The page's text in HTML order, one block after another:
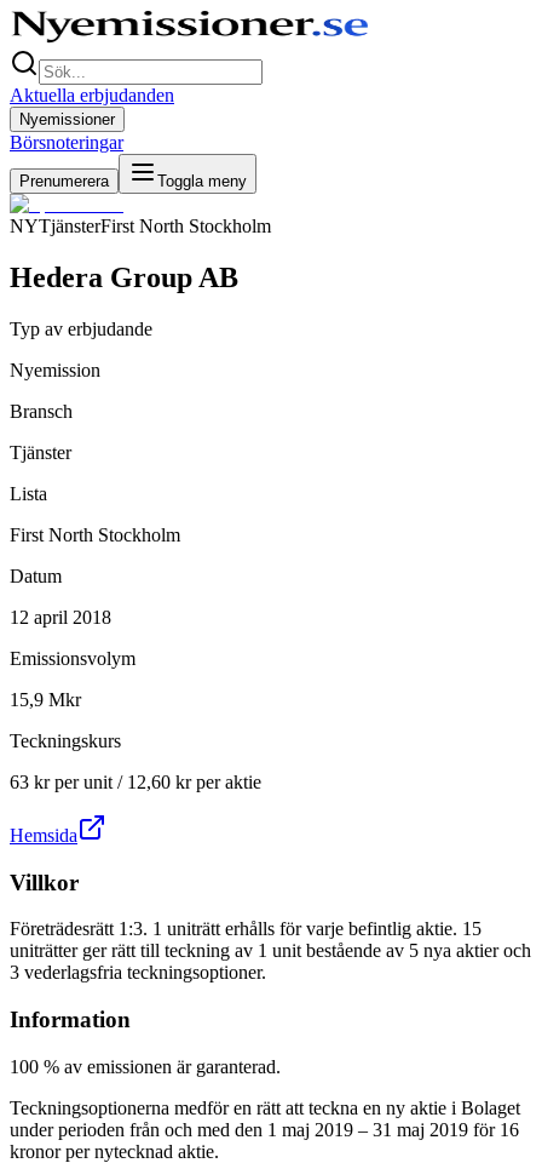
Aktuella erbjudanden
Nyemissioner
Börsnoteringar
Prenumerera Toggla meny
NYTjänsterFirst North Stockholm
Hedera Group AB
Typ av erbjudande
Nyemission
Bransch
Tjänster
Lista
First North Stockholm
Datum
12 april 2018
Emissionsvolym
15,9 Mkr
Teckningskurs
63 kr per unit / 12,60 kr per aktie
Hemsida
Villkor
Företrädesrätt 1:3. 1 uniträtt erhålls för varje befintlig aktie. 15
uniträtter ger rätt till teckning av 1 unit bestående av 5 nya aktier och
3 vederlagsfria teckningsoptioner.
Information
100 % av emissionen är garanterad.
Teckningsoptionerna medför en rätt att teckna en ny aktie i Bolaget
under perioden från och med den 1 maj 2019 – 31 maj 2019 för 16
kronor per nytecknad aktie.